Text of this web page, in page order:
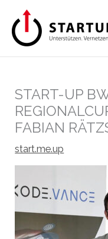
Inhalt
springen
START-UP
FABIAN
start.me.up